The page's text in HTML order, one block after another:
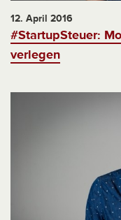
12. April 2016
#StartupSteuer:
verlegen